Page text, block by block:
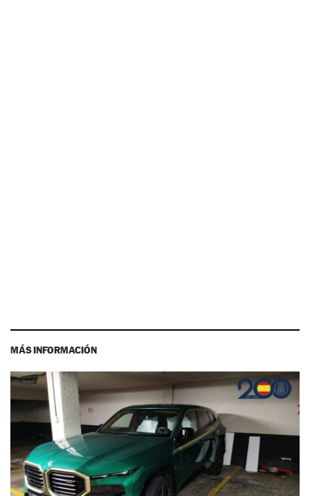
MÁS INFORMACIÓN